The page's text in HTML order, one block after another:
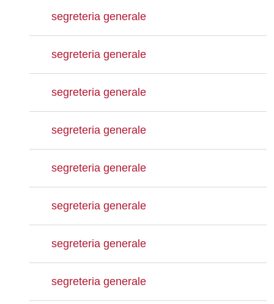
segreteria generale
segreteria generale
segreteria generale
segreteria generale
segreteria generale
segreteria generale
segreteria generale
segreteria generale